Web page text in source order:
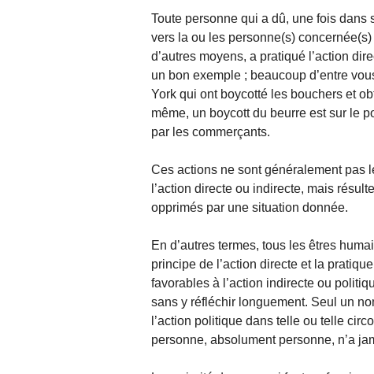
Toute personne qui a dû, une fois dans
vers la ou les personne(s)
d’autres moyens, a pratiqué l’action
un bon exemple ; beaucoup d’entre
York qui ont boycotté les bouchers et
même, un boycott du beurre est sur le
par les commerçants.
Ces actions ne sont généralement pas
l’action directe ou indirecte, mais
opprimés par une situation donnée.
En d’autres termes, tous les êtres
principe de l’action directe et la
favorables à l’action indirecte ou
sans y réfléchir longuement. Seul un
l’action politique dans telle ou telle
personne, absolument personne, n’a